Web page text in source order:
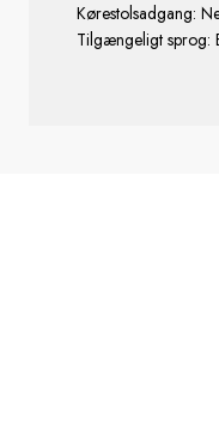
Kørestolsadgang:
Tilgængeligt sprog: